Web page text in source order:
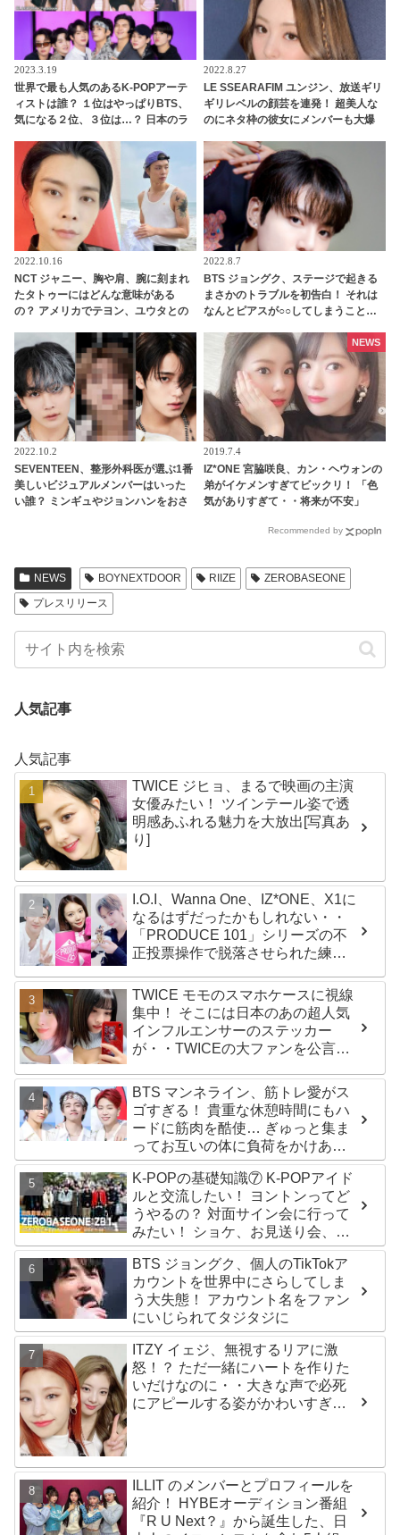
2023.3.19
世界で最も人気のあるK-POPアーテ
ィストは誰？ １位はやっぱりBTS、
気になる２位、３位は…？ 日本のラ
ンクイン！ 各国の個性あふれるデー
タに注目殺到
2022.8.27
LE SSEARAFIM ユンジン、放送ギリ
ギリレベルの顔芸を連発！ 超美人な
のにネタ枠の彼女にメンバーも大爆
事務所（笑）」
2022.10.16
NCT ジャニー、胸や肩、腕に刻まれ
たタトゥーにはどんな意味がある
の？ アメリカでテヨン、ユウタとの
2022.8.7
BTS ジョングク、ステージで起きる
まさかのトラブルを初告白！ それは
なんとピアスが○○してしまうこと…
ードにびっくり
2022.10.2
SEVENTEEN、整形外科医が選ぶ1番
美しいビジュアルメンバーはいった
い誰？ ミンギュやジョンハンをおさ
2019.7.4
IZ*ONE 宮脇咲良、カン・ヘウォンの
弟がイケメンすぎてビックリ！ 「色
気がありすぎて・・将来が不安」
NEWS
Recommended by
NEWS BOYNEXTDOOR RIIZE
ZEROBASEONE
プレスリリース
人気記事
人気記事
TWICE ジヒョ、まるで映画の主演
女優みたい！ ツインテール姿で透
明感あふれる魅力を大放出[写真あ
り]
I.O.I、Wanna One、IZ*ONE、X1に
なるはずだったかもしれない・・
「PRODUCE 101」シリーズの不
正投票操作で脱落させられた練習
TWICE モモのスマホケースに視線
集中！ そこには日本のあの超人気
インフルエンサーのステッカー
が・・TWICEの大ファンを公言す
「成功したファン」だと話題沸騰
BTS マンネライン、筋トレ愛がス
ゴすぎる！ 貴重な休憩時間にもハ
ードに筋肉を酷使… ぎゅっと集ま
ってお互いの体に負荷をかけあう
３人のトレーニング風景がかわい
すぎるとファンくぎづけ
K-POPの基礎知識⑦ K-POPアイド
ルと交流したい！ ヨントンってど
うやるの？ 対面サイン会に行って
みたい！ ショケ、お見送り会、握
手会・・・リリースイベントあれ
これを紹介
BTS ジョングク、個人のTikTokア
カウントを世界中にさらしてしま
う大失態！ アカウント名をファン
にいじられてタジタジに
ITZY イェジ、無視するリアに激
怒！？ ただ一緒にハートを作りた
いだけなのに・・大きな声で必死
にアピールする姿がかわいすぎる
ILLIT のメンバーとプロフィールを
紹介！ HYBEオーディション番組
『R U Next？』から誕生した、日